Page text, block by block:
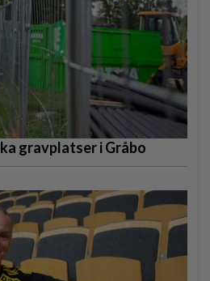
gravplatser i Gråbo